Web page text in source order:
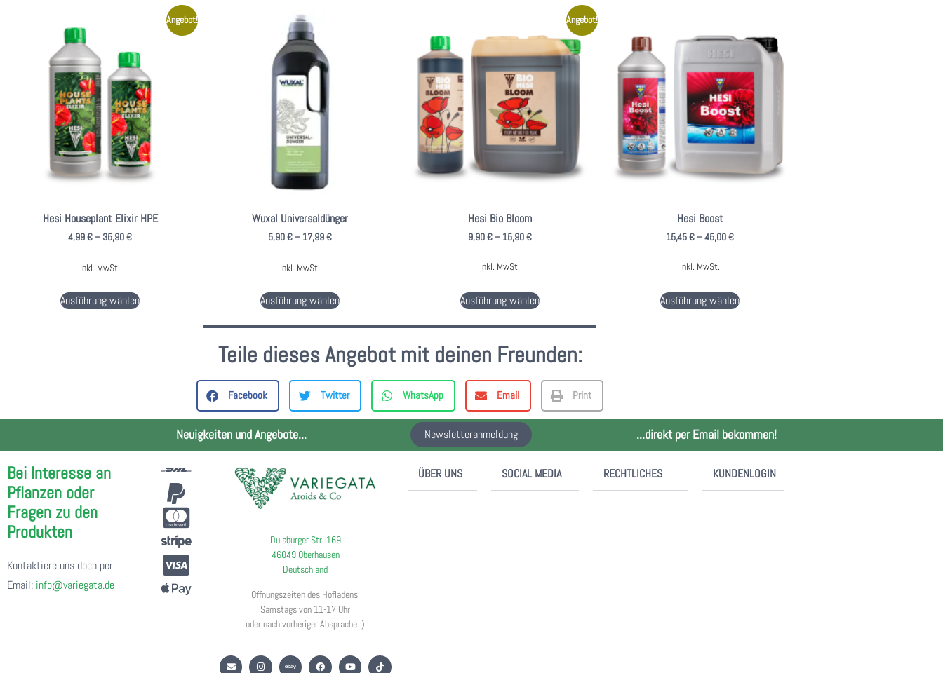
Angebot!
Hesi Houseplant Elixir HPE
4,99€– 35,90€
inkl. MwSt.
Ausführung wählen
Wuxal Universaldünger
5,90€– 17,99€
inkl. MwSt.
Ausführung wählen
Angebot!
Hesi Bio Bloom
9,90€– 15,90€
inkl. MwSt.
Ausführung wählen
Hesi Boost
15,45€–45,00€
inkl. MwSt.
Ausführung wählen
Teile dieses Angebot mit deinen Freunden:
Facebook Twitter WhatsApp Email Print
Neuigkeiten und Angebote... Newsletteranmeldung ...direkt per Email bekommen!
Bei Interesse an
Pflanzen oder
Fragen zu den
Produkten
Kontaktiere uns doch per
Email: info@variegata.de
Duisburger Str. 169
46049 Oberhausen
Deutschland
Öffnungszeiten des Hofladens:
Samstags von 11-17 Uhr
oder nach vorheriger Absprache :)
ÜBER UNS SOCIAL MEDIA RECHTLICHES KUNDENLOGIN